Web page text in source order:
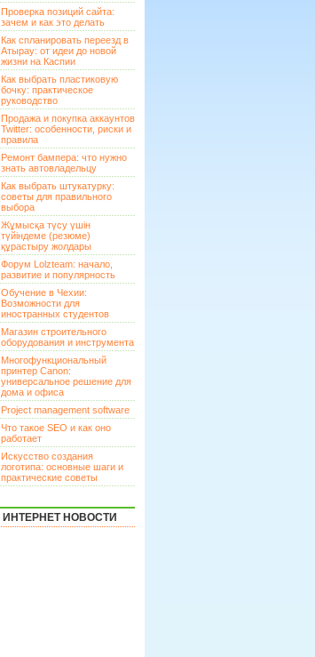
Проверка позиций сайта:
зачем и как это делать
Как спланировать переезд в
Атырау: от идеи до новой
жизни на Каспии
Как выбрать пластиковую
бочку: практическое
руководство
Продажа и покупка аккаунтов
Twitter: особенности, риски и
правила
Ремонт бампера: что нужно
знать автовладельцу
Как выбрать штукатурку:
советы для правильного
выбора
Жұмысқа түсу үшін
түйіндеме (резюме)
құрастыру жолдары
Форум Lolzteam: начало,
развитие и популярность
Обучение в Чехии:
Возможности для
иностранных студентов
Магазин строительного
оборудования и инструмента
Многофункциональный
принтер Canon:
универсальное решение для
дома и офиса
Project management software
Что такое SEO и как оно
работает
Искусство создания
логотипа: основные шаги и
практические советы
ИНТЕРНЕТ НОВОСТИ